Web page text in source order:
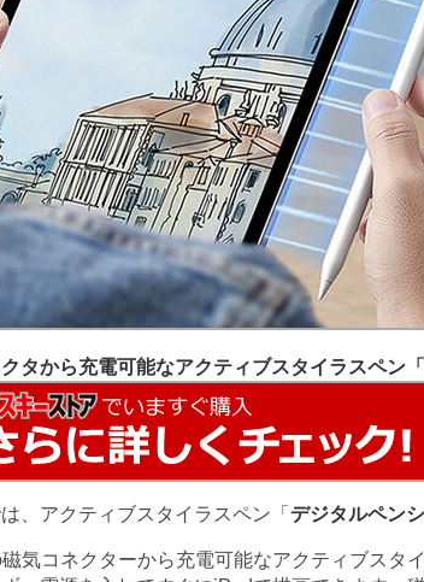
タから充電可能なアクティブスタイラスペン
、アクティブスタイラスペン「 デジタルペン
気コネクターから充電可能なアクティブスタ